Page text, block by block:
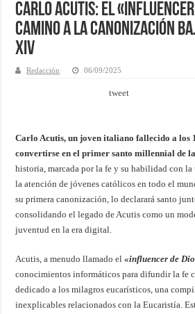
Carlo Acutis: El «Influencer
Camino a la Canonización
XIV
Redacción 06/09/2025
tweet
Carlo Acutis, un joven italiano fallecido a los
convertirse en el primer santo millennial de
historia, marcada por la fe y su habilidad con
la atención de jóvenes católicos en todo el
su primera canonización, lo declarará santo
consolidando el legado de Acutis como un
juventud en la era digital.
Acutis, a menudo llamado el«influencer de
conocimientos informáticos para difundir la fe
dedicado a los milagros eucarísticos, una
inexplicables relacionados con la Eucaristía.